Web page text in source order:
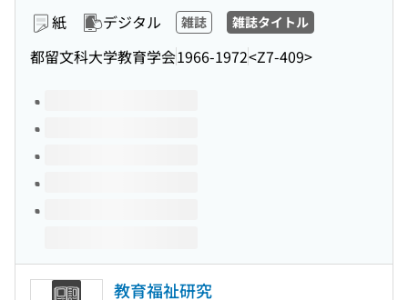
紙 デジタル 雑誌 雑誌タイトル
都留文科大学教育学会1966-1972<Z7-409>
このタイトルの巻号
教育福祉研究